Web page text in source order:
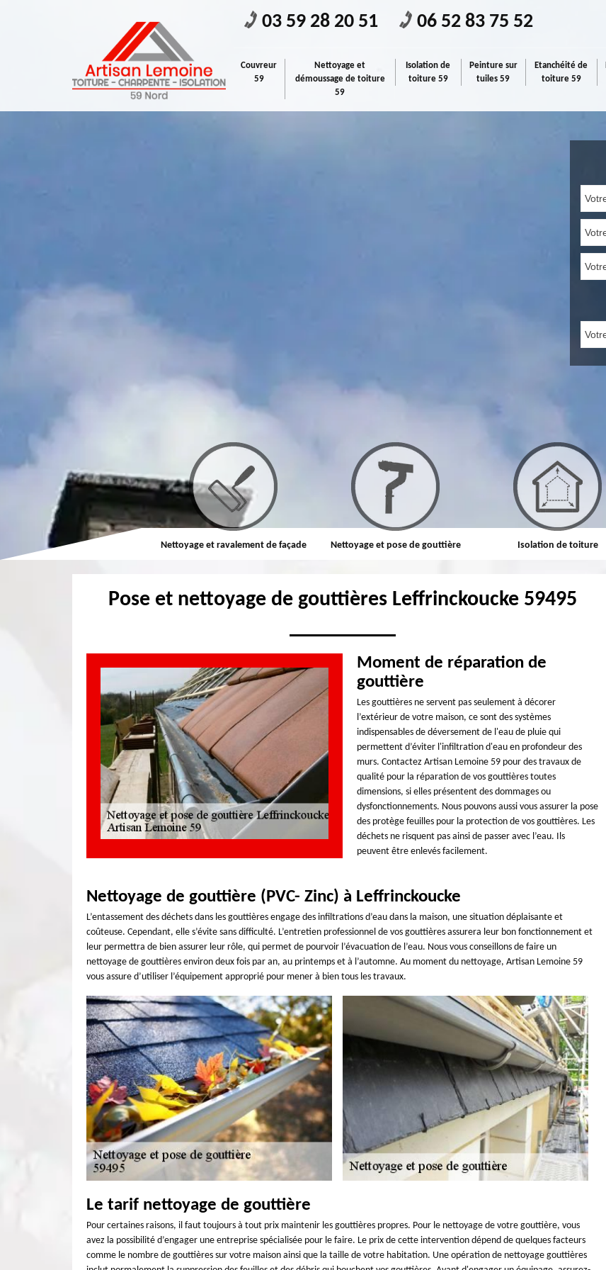
03 59 28 20 51 06 52 83 75 52
Couvreur
59
Nettoyage et
démoussage de toiture
59
Isolation de
toiture 59
Peinture sur
tuiles 59
Etanchéité de
toiture 59
Couvreur Nettoyage et ravalement de façade Nettoyage et pose de gouttière Isolation de toiture
Pose et nettoyage de gouttières Leffrinckoucke 59495
Moment de réparation de
gouttière
Les gouttières ne servent pas seulement à décorer
l’extérieur de votre maison, ce sont des systèmes
indispensables de déversement de l'eau de pluie qui
permettent d’éviter l'infiltration d'eau en profondeur des
murs. Contactez Artisan Lemoine 59 pour des travaux de
qualité pour la réparation de vos gouttières toutes
dimensions, si elles présentent des dommages ou
dysfonctionnements. Nous pouvons aussi vous assurer la pose
des protège feuilles pour la protection de vos gouttières. Les
déchets ne risquent pas ainsi de passer avec l’eau. Ils
peuvent être enlevés facilement.
Nettoyage de gouttière (PVC- Zinc) à Leffrinckoucke
L’entassement des déchets dans les gouttières engage des infiltrations d’eau dans la maison, une situation déplaisante et
coûteuse. Cependant, elle s’évite sans difficulté. L’entretien professionnel de vos gouttières assurera leur bon fonctionnement et
leur permettra de bien assurer leur rôle, qui permet de pourvoir l’évacuation de l’eau. Nous vous conseillons de faire un
nettoyage de gouttières environ deux fois par an, au printemps et à l’automne. Au moment du nettoyage, Artisan Lemoine 59
vous assure d’utiliser l’équipement approprié pour mener à bien tous les travaux.
Le tarif nettoyage de gouttière
Pour certaines raisons, il faut toujours à tout prix maintenir les gouttières propres. Pour le nettoyage de votre gouttière, vous
avez la possibilité d’engager une entreprise spécialisée pour le faire. Le prix de cette intervention dépend de quelques facteurs
comme le nombre de gouttières sur votre maison ainsi que la taille de votre habitation. Une opération de nettoyage gouttières